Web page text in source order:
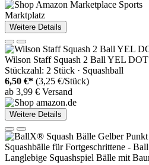
Marktplatz
Weitere Details
Wilson Staff Squash 2 Ball YEL DOT
Stückzahl: 2 Stück · Squashball
6,50 €* (3,25 €/Stück)
ab 3,99 € Versand
Weitere Details